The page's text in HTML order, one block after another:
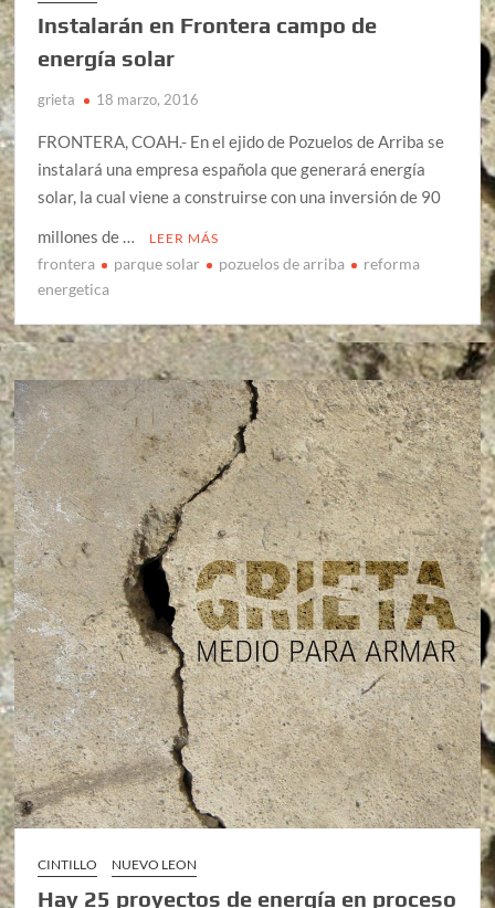
Instalarán en Frontera campo de
energía solar
grieta 18 marzo, 2016
FRONTERA, COAH.- En el ejido de Pozuelos de Arriba se
instalará una empresa española que generará energía
solar, la cual viene a construirse con una inversión de 90
millones de …
LEER MÁS
frontera parque solar pozuelos de arriba
reforma
energetica
CINTILLO NUEVO LEON
Hay 25 proyectos de energía en proceso